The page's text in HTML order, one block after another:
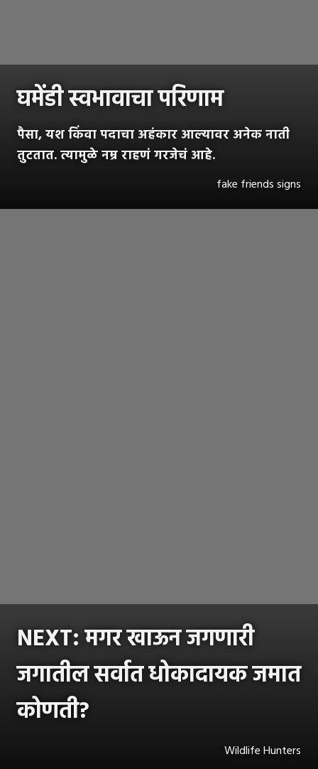
घमेंडी स्वभावाचा परिणाम
पैसा, यश किंवा पदाचा अहंकार आल्यावर अनेक नाती
तुटतात. त्यामुळे नम्र राहणं गरजेचं आहे.
fake friends signs
NEXT:मगर खाऊन जगणारी
जगातील सर्वात धोकादायक जमात
कोणती?
Wildlife Hunters